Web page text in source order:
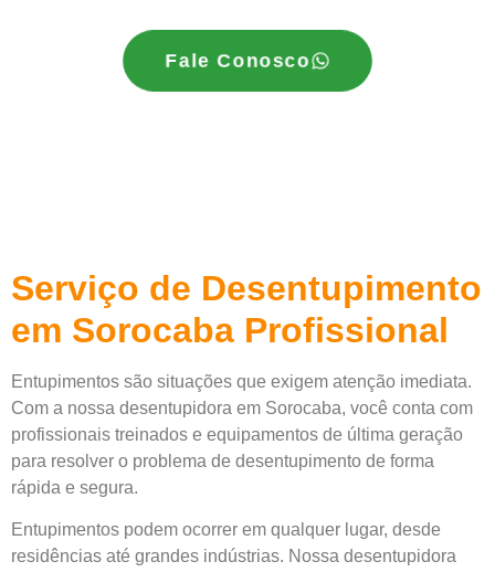
Fale Conosco
Serviço de Desentupimento
em Sorocaba Profissional
Entupimentos são situações que exigem atenção imediata.
Com a nossa desentupidora em Sorocaba, você conta com
profissionais treinados e equipamentos de última geração
para resolver o problema de desentupimento de forma
rápida e segura.
Entupimentos podem ocorrer em qualquer lugar, desde
residências até grandes indústrias. Nossa desentupidora